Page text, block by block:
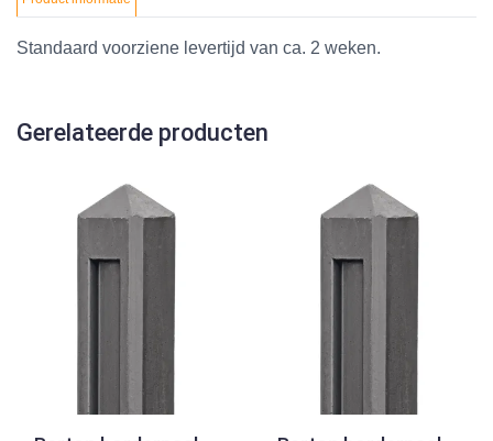
Standaard voorziene levertijd van ca. 2 weken.
Gerelateerde producten